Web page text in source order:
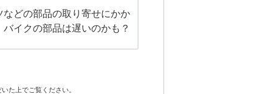
などの部品の取り寄せにかか
バイクの部品は遅いのかも？
た上でご覧ください。